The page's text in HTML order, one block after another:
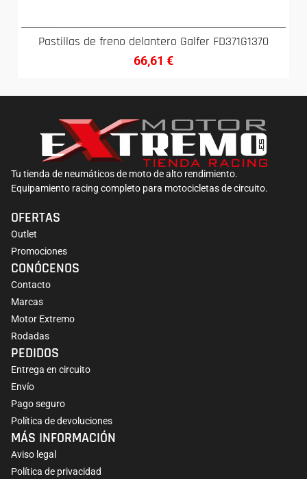
Pastillas de freno delantero Galfer FD371G1370
66,61 €
Tu tienda de neumáticos de moto de alto rendimiento.
Equipamiento racing completo para motocicletas de circuito.
OFERTAS
Outlet
Promociones
CONÓCENOS
Contacto
Marcas
Motor Extremo
Rodadas
PEDIDOS
Entrega en circuito
Envío
Pago seguro
Política de devoluciones
MÁS INFORMACIÓN
Aviso legal
Política de privacidad